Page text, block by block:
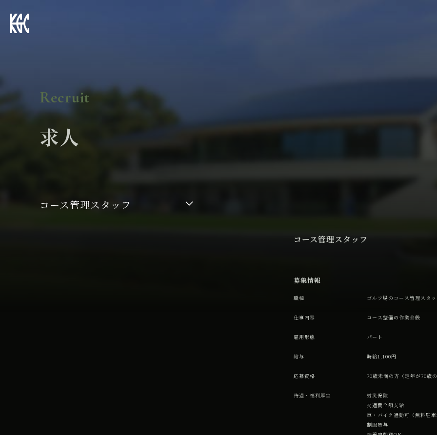
求人
コース管理スタッフ
コース管理スタッフ
募集情報
職種 ゴルフ場のコース管理スタ
仕事内容 コース整備の作業全般
雇用形態 パート
給与 時給1,100円
応募資格 70歳未満の方（定年が70歳
待遇・福利厚生
労災保険
交通費全額支給
車・バイク通勤可（無料駐
制服貸与